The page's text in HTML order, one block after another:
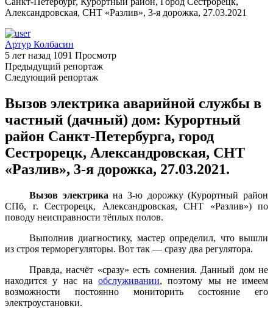
Александровская, СНТ «Разлив», 3-я дорожка, 27.03.2021
Артур Колбасин
5 лет назад 1091 Просмотр
Предыдущий репортаж
Следующий репортаж
Вызов электрика аварийной службы в
частный (дачный) дом: Курортный
район Санкт-Петербурга, город
Сестрорецк, Александровская, СНТ
«Разлив», 3-я дорожка, 27.03.2021.
Вызов электрика на 3-ю дорожку (Курортный район
СПб, г. Сестрорецк, Александровская, СНТ «Разлив») по
поводу неисправности тёплых полов.
Выполнив диагностику, мастер определил, что вышли
из строя терморегуляторы. Вот так — сразу два регулятора.
Правда, насчёт «сразу» есть сомнения. Данный дом не
находится у нас на обслуживании, поэтому мы не имеем
возможности постоянно мониторить состояние его
электроустановки.